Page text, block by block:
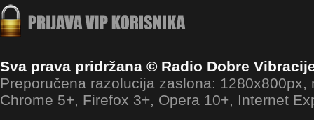
Sva prava pridržana © Radio Dobre
Preporučena razolucija zaslona: 1280x800px,
Chrome 5+, Firefox 3+, Opera 10+, Internet